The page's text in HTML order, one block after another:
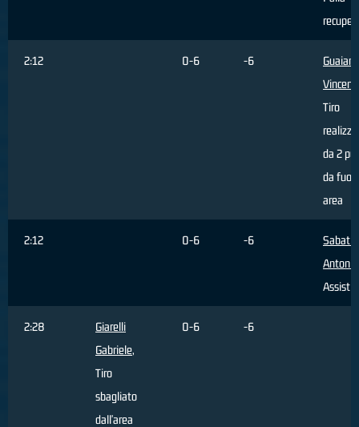
2:12 0-6 -6
Guaiana
Tiro
da 2
da fuori
area
2:12 0-6 -6
Assist
2:28
Giarelli
Gabriele,
Tiro
sbagliato
dall'area
0-6 -6